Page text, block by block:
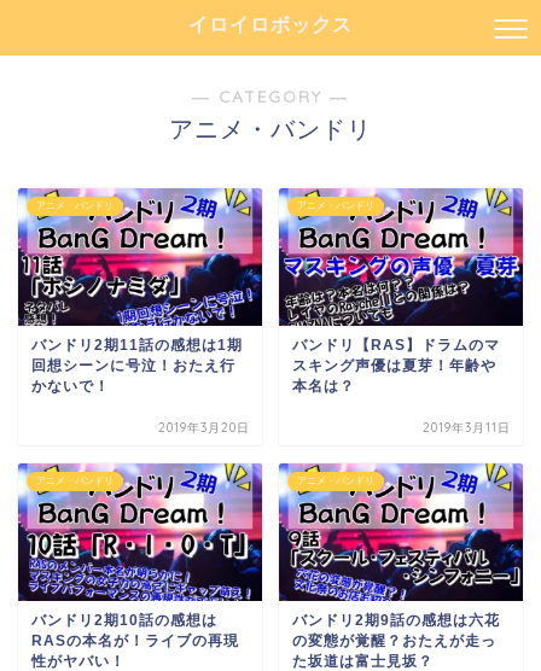
イロイロボックス
― CATEGORY ―
アニメ・バンドリ
アニメ・バンドリ
バンドリ2期11話の感想は1期
回想シーンに号泣！おたえ行
かないで！
2019年3月20日
アニメ・バンドリ
バンドリ【RAS】ドラムのマ
スキング声優は夏芽！年齢や
本名は？
2019年3月11日
アニメ・バンドリ
バンドリ2期10話の感想は
RASの本名が！ライブの再現
性がヤバい！
アニメ・バンドリ
バンドリ2期9話の感想は六花
の変態が覚醒？おたえが走っ
た坂道は富士見坂？